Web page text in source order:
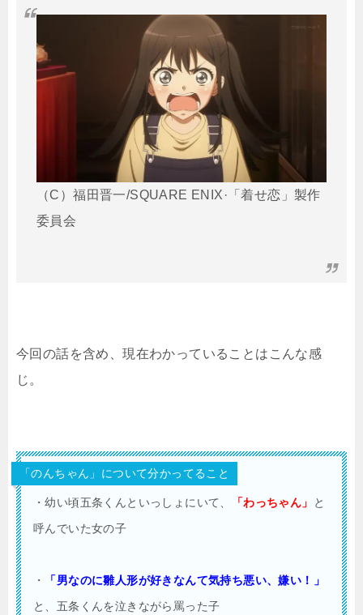
（C）福田晋一/SQUARE ENIX·「着せ恋」製作
委員会
今回の話を含め、現在わかっていることはこんな感
じ。
「のんちゃん」について分かってること
・幼い頃五条くんといっしょにいて、 「わっちゃん」
と
呼んでいた女の子
・
「男なのに雛人形が好きなんて気持ち悪い、嫌い！」
と、五条くんを泣きながら罵った子